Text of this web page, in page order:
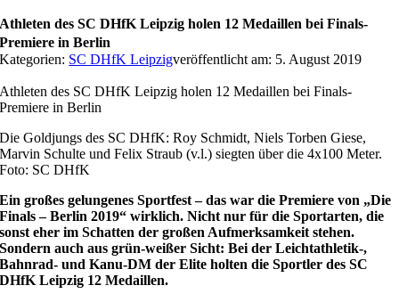
Athleten des SC DHfK Leipzig holen 12 Medaillen bei Finals-
Premiere in Berlin
Kategorien: SC DHfK Leipzigveröffentlicht am: 5. August 2019
Athleten des SC DHfK Leipzig holen 12 Medaillen bei Finals-
Premiere in Berlin
Die Goldjungs des SC DHfK: Roy Schmidt, Niels Torben Giese,
Marvin Schulte und Felix Straub (v.l.) siegten über die 4x100 Meter.
Foto: SC DHfK
Ein großes gelungenes Sportfest – das war die Premiere von „Die
Finals – Berlin 2019“ wirklich. Nicht nur für die Sportarten, die
sonst eher im Schatten der großen Aufmerksamkeit stehen.
Sondern auch aus grün-weißer Sicht: Bei der Leichtathletik-,
Bahnrad- und Kanu-DM der Elite holten die Sportler des SC
DHfK Leipzig 12 Medaillen.